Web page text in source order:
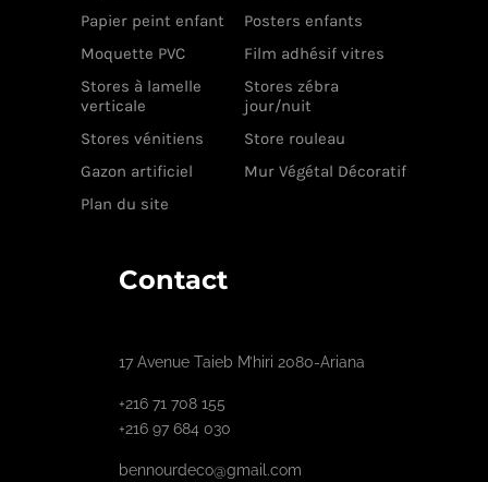
Papier peint enfant
Posters enfants
Moquette PVC
Film adhésif vitres
Stores à lamelle
verticale
Stores zébra
jour/nuit
Stores vénitiens
Store rouleau
Gazon artificiel
Mur Végétal Décoratif
Plan du site
Contact
17 Avenue Taieb M’hiri 2080-Ariana
+216 71 708 155
+216 97 684 030
bennourdeco@gmail.com